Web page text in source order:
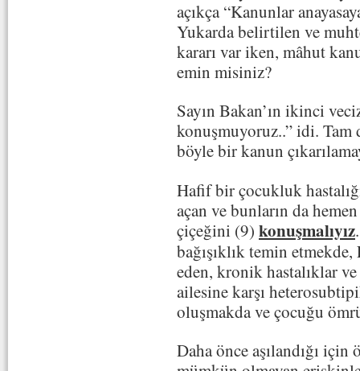
açıkça “Kanunlar
Yukarda belirtilen ve
kararı var iken, mâhut
emin misiniz?
Sayın Bakan’ın ikinci
konuşmuyoruz..” idi. Tam
böyle bir kanun
Hafif bir çocukluk
açan ve bunların da
çiçeğini (9) konuşmalıyız
bağışıklık temin
eden, kronik hastalıklar
ailesine karşı
oluşmakda ve çocuğu
Daha önce aşılandığı için